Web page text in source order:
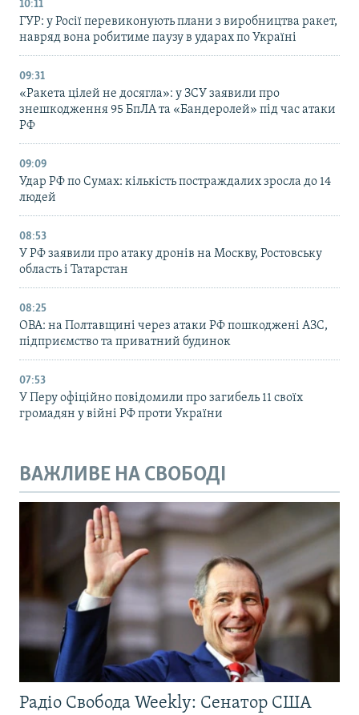
10:11
ГУР: у Росії перевиконують плани з виробництва ракет,
навряд вона робитиме паузу в ударах по Україні
09:31
«Ракета цілей не досягла»: у ЗСУ заявили про
знешкодження 95 БпЛА та «Бандеролей» під час атаки
РФ
09:09
Удар РФ по Сумах: кількість постраждалих зросла до 14
людей
08:53
У РФ заявили про атаку дронів на Москву, Ростовську
область і Татарстан
08:25
ОВА: на Полтавщині через атаки РФ пошкоджені АЗС,
підприємство та приватний будинок
07:53
У Перу офіційно повідомили про загибель 11 своїх
громадян у війні РФ проти України
ВАЖЛИВЕ НА СВОБОДІ
Радіо Свобода Weekly: Сенатор США